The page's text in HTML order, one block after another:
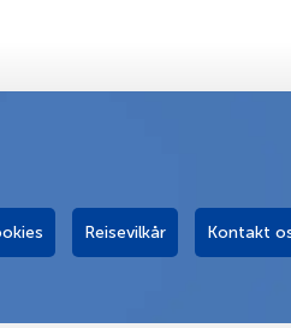
Reisevilkår Kontakt